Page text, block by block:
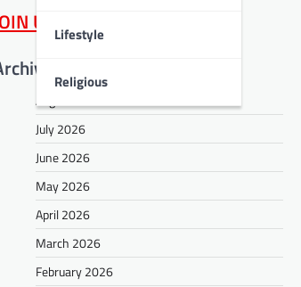
Lifestyle
Religious
US
August 2026
July 2026
June 2026
May 2026
April 2026
March 2026
February 2026